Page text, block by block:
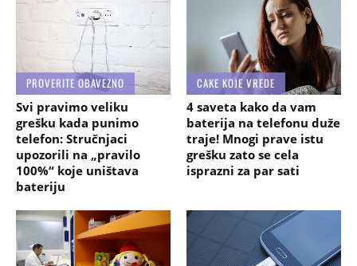
PROVERITE OBAVEZNO
Svi pravimo veliku
grešku kada punimo
telefon: Stručnjaci
upozorili na „pravilo
100%“ koje uništava
bateriju
CAKE KOJE VREDE
4 saveta kako da vam
baterija na telefonu duže
traje! Mnogi prave istu
grešku zato se cela
isprazni za par sati